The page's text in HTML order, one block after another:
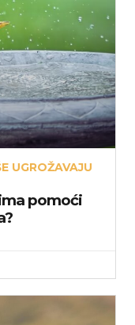
UGROŽAVAJU
pomoći